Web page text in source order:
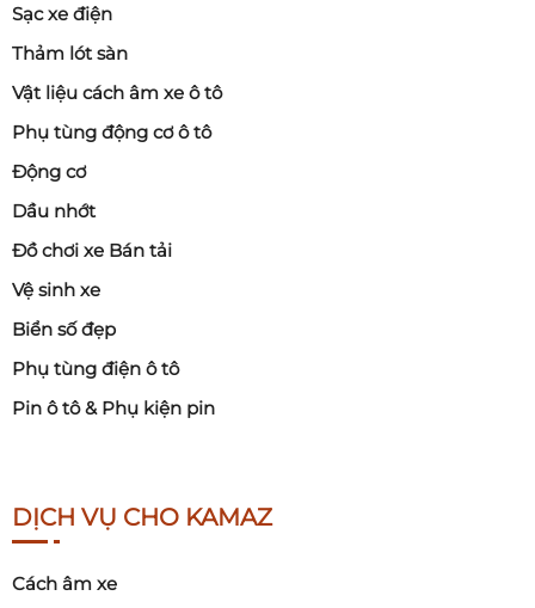
Sạc xe điện
Thảm lót sàn
Vật liệu cách âm xe ô tô
Phụ tùng động cơ ô tô
Động cơ
Dầu nhớt
Đồ chơi xe Bán tải
Vệ sinh xe
Biển số đẹp
Phụ tùng điện ô tô
Pin ô tô & Phụ kiện pin
DỊCH VỤ CHO KAMAZ
Cách âm xe